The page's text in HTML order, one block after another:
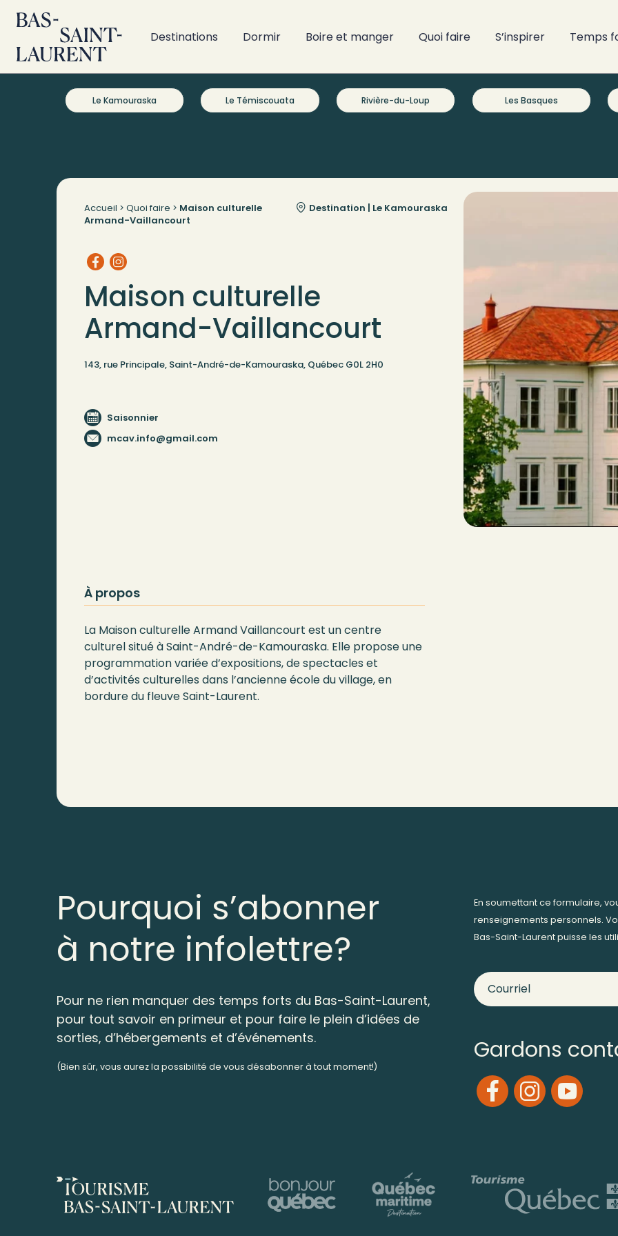
Destinations Dormir Boire et manger Quoi faire S’inspirer Temps
Le Kamouraska Le Témiscouata Rivière-du-Loup Les Basques
Accueil > Quoi faire > Maison culturelle
Armand-Vaillancourt
Destination | Le Kamouraska
Maison culturelle
Armand-Vaillancourt
143, rue Principale, Saint-André-de-Kamouraska, Québec G0L 2H0
Saisonnier
mcav.info@gmail.com
À propos
La Maison culturelle Armand Vaillancourt est un centre
culturel situé à Saint-André-de-Kamouraska. Elle propose une
programmation variée d’expositions, de spectacles et
d’activités culturelles dans l’ancienne école du village, en
bordure du fleuve Saint-Laurent.
Pourquoi s’abonner
à notre infolettre?
Pour ne rien manquer des temps forts du Bas-Saint-Laurent,
pour tout savoir en primeur et pour faire le plein d’idées de
sorties, d’hébergements et d’événements.
(Bien sûr, vous aurez la possibilité de vous désabonner à tout moment!)
En soumettant ce formulaire,
renseignements personnels.
Bas-Saint-Laurent puisse les
Gardons